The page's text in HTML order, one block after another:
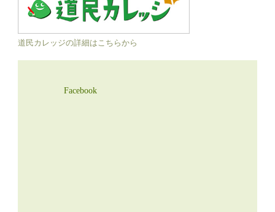
道民カレッジの詳細はこちらから
Facebook